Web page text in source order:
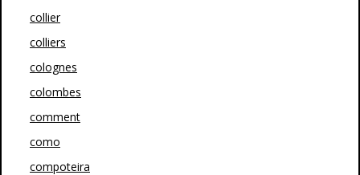
collier
colliers
colognes
colombes
comment
como
compoteira